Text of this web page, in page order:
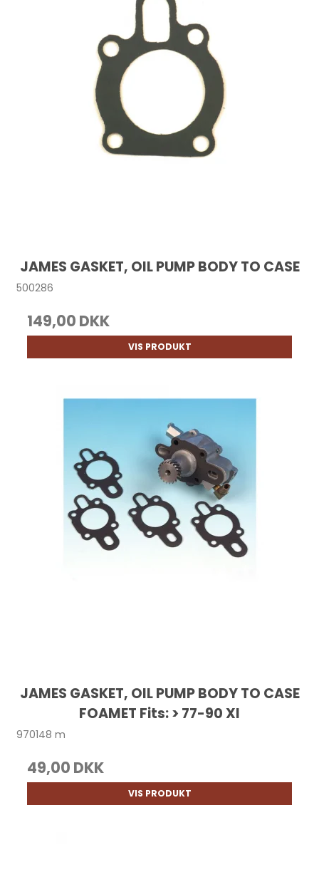
JAMES GASKET, OIL PUMP BODY TO CASE
500286
149,00 DKK
VIS PRODUKT
JAMES GASKET, OIL PUMP BODY TO CASE
FOAMET Fits: > 77-90 Xl
970148 m
49,00 DKK
VIS PRODUKT